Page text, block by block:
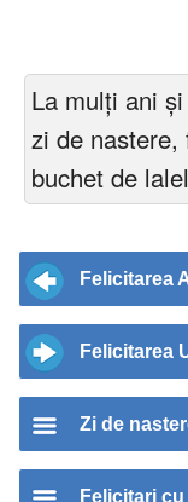
La mulți ani
zi de
buchet de
Felicitarea
Felicitarea
Zi de
Felicitari